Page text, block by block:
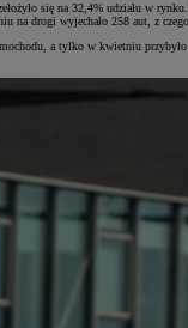
się na 32,4% udziału w
drogi wyjechało 258 aut, z
a tylko w kwietniu